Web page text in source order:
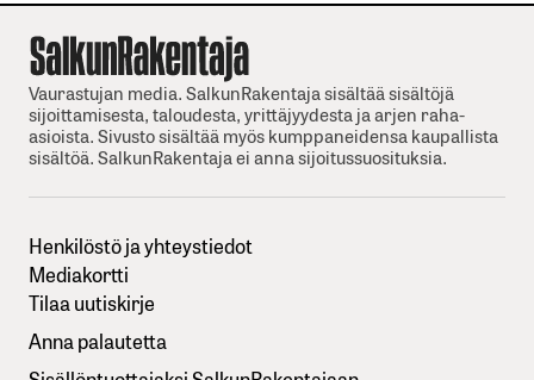
Vaurastujan media. SalkunRakentaja sisältää sisältöjä
sijoittamisesta, taloudesta, yrittäjyydesta ja arjen raha-
asioista. Sivusto sisältää myös kumppaneidensa kaupallista
sisältöä. SalkunRakentaja ei anna sijoitussuosituksia.
Henkilöstö ja yhteystiedot
Mediakortti
Tilaa uutiskirje
Anna palautetta